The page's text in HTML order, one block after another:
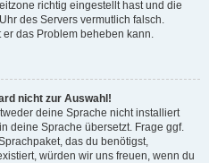
richtig eingestellt hast und die
des Servers vermutlich falsch.
er das Problem beheben kann.
nicht zur Auswahl!
deine Sprache nicht installiert
deine Sprache übersetzt. Frage ggf.
das du benötigst,
würden wir uns freuen, wenn du